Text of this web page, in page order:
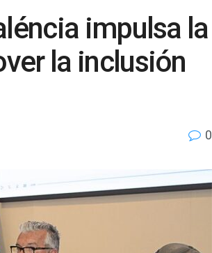
impulsa la
la inclusión
0